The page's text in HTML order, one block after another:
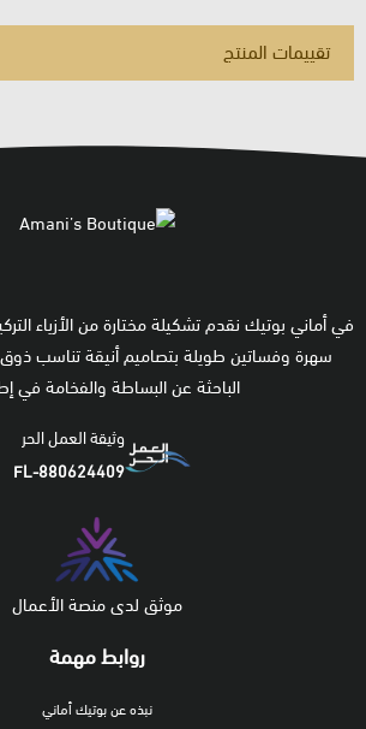
تقييمات المنتج
روابط مهمة
نبذه عن بوتيك أماني
في أماني بوتيك نقدم تشكيلة مختارة من الأزياء
سهرة وفساتين طويلة بتصاميم أنيقة تناسب
الباحثة عن البساطة والفخامة في
وثيقة العمل الحر
FL-880624409
موثق لدى منصة الأعمال